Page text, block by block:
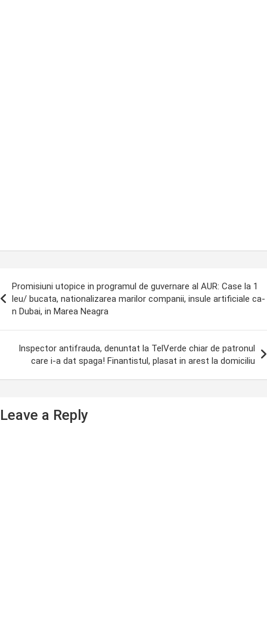
Promisiuni utopice in programul de guvernare al AUR: Case la 1
leu/ bucata, nationalizarea marilor companii, insule artificiale ca-
n Dubai, in Marea Neagra
Inspector antifrauda, denuntat la TelVerde chiar de patronul
care i-a dat spaga! Finantistul, plasat in arest la domiciliu
Leave a Reply